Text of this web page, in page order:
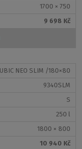
1700 × 750
9 698 Kč
NEO SLIM /180×80
9340SLM
S
250 l
1800 × 800
10 940 Kč